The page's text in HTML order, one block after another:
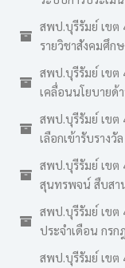
สพป.บุรีรัมย์ เขต
รายวิชาสังคมศึก
สพป.บุรีรัมย์ เขต
เคลื่อนนโยบายด้
สพป.บุรีรัมย์ เขต
เลือกเข้ารับรางวั
สพป.บุรีรัมย์ เขต
สุนทรพจน์ สืบสา
สพป.บุรีรัมย์ เขต
ประจำเดือน กรก
สพป.บุรีรัมย์ เขต